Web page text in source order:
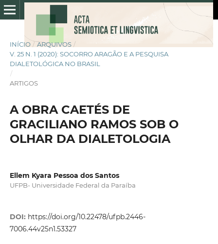
INÍCIO / ARQUIVOS /
V. 25 N. 1 (2020): SOCORRO ARAGÃO E A PESQUISA
DIALETOLÓGICA NO BRASIL
/
ARTIGOS
A OBRA CAETÉS DE
GRACILIANO RAMOS SOB O
OLHAR DA DIALETOLOGIA
Ellem Kyara Pessoa dos Santos
UFPB- Universidade Federal da Paraíba
DOI: https://doi.org/10.22478/ufpb.2446-
7006.44v25n1.53327